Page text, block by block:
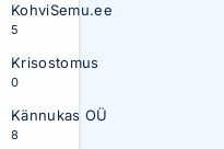
KohviSemu.ee
5
Krisostomus
0
Kännukas OÜ
8